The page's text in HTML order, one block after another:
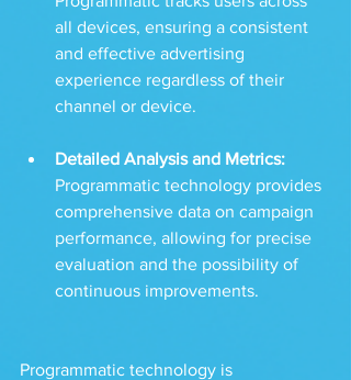
all devices, ensuring a consistent
and effective advertising
experience regardless of their
channel or device.
Detailed Analysis and Metrics:
Programmatic technology provides
comprehensive data on campaign
performance, allowing for precise
evaluation and the possibility of
continuous improvements.
Programmatic technology is